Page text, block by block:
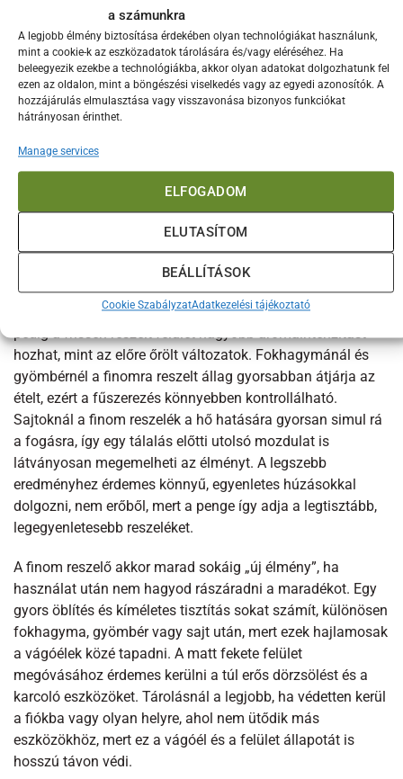
a számunkra
A legjobb élmény biztosítása érdekében olyan technológiákat használunk,
mint a cookie-k az eszközadatok tárolására és/vagy eléréséhez. Ha
beleegyezik ezekbe a technológiákba, akkor olyan adatokat dolgozhatunk fel
ezen az oldalon, mint a böngészési viselkedés vagy az egyedi azonosítók. A
hozzájárulás elmulasztása vagy visszavonása bizonyos funkciókat
hátrányosan érinthet.
Manage services
ELFOGADOM
ELUTASÍTOM
BEÁLLÍTÁSOK
Cookie SzabályzatAdatkezelési tájékoztató
Sheep széria matt fekete felülete a mindennapi
használatban akkor marad szép, ha kíméletes tisztítással
és tudatos tárolással párosul. A biztonságos tárolás azért
fontos, mert egy éles reszelőfelületet nem érdemes más
fém eszközökkel összeérinteni, így a vágóél tovább
megőrzi azt a „könnyed vágást”, ami miatt ezt a kategóriát
nemcsak kényelmi kérdés, hanem tartóssági tényező is,
mert a kontrollált mozdulatoknál kisebb az esély a
megcsúszásra és a felesleges erőltetésre.
Konyhatechnológia és teljesítmény
A finom reszelés akkor igazán érték, amikor az alapanyag
aromáját szeretnéd „felszabadítani”. Citrusoknál például a
finom reszelék illatosabb befejezést adhat, fűszereknél
pedig a frissen reszelt felület nagyobb aromaintenzitást
hozhat, mint az előre őrölt változatok. Fokhagymánál és
gyömbérnél a finomra reszelt állag gyorsabban átjárja az
ételt, ezért a fűszerezés könnyebben kontrollálható.
Sajtoknál a finom reszelék a hő hatására gyorsan simul rá
a fogásra, így egy tálalás előtti utolsó mozdulat is
látványosan megemelheti az élményt. A legszebb
eredményhez érdemes könnyű, egyenletes húzásokkal
dolgozni, nem erőből, mert a penge így adja a legtisztább,
legegyenletesebb reszeléket.
A finom reszelő akkor marad sokáig „új élmény”, ha
használat után nem hagyod rászáradni a maradékot. Egy
gyors öblítés és kíméletes tisztítás sokat számít, különösen
fokhagyma, gyömbér vagy sajt után, mert ezek hajlamosak
a vágóélek közé tapadni. A matt fekete felület
megóvásához érdemes kerülni a túl erős dörzsölést és a
karcoló eszközöket. Tárolásnál a legjobb, ha védetten kerül
a fiókba vagy olyan helyre, ahol nem ütődik más
eszközökhöz, mert ez a vágóél és a felület állapotát is
hosszú távon védi.